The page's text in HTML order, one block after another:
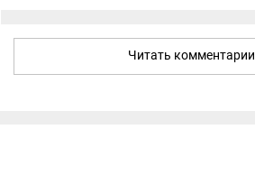
Читать комментарии